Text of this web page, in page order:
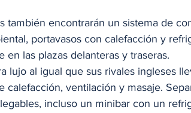
también encontrarán un sistema de
portavasos con calefacción y
en las plazas delanteras y traseras.
lujo al igual que sus rivales ingleses
calefacción, ventilación y masaje.
incluso un minibar con un